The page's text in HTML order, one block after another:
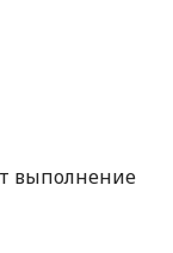
выполнение